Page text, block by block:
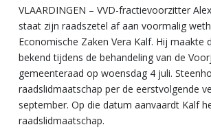
VLAARDINGEN – VVD-fractievoorzitter
staat zijn raadszetel af aan voormalig
Economische Zaken Vera Kalf. Hij maakte
bekend tijdens de behandeling van de
gemeenteraad op woensdag 4 juli.
raadslidmaatschap per de eerstvolgende
september. Op die datum aanvaardt Kalf
raadslidmaatschap.